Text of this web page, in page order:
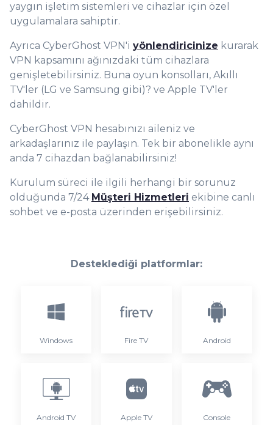
yaygın işletim sistemleri ve cihazlar için özel
uygulamalara sahiptir.
Ayrıca CyberGhost VPN'i yönlendiricinize kurarak
VPN kapsamını ağınızdaki tüm cihazlara
genişletebilirsiniz. Buna oyun konsolları, Akıllı
TV'ler (LG ve Samsung gibi)? ve Apple TV'ler
dahildir.
CyberGhost VPN hesabınızı aileniz ve
arkadaşlarınız ile paylaşın. Tek bir abonelikle aynı
anda 7 cihazdan bağlanabilirsiniz!
Kurulum süreci ile ilgili herhangi bir sorunuz
olduğunda 7/24 Müşteri Hizmetleri ekibine canlı
sohbet ve e-posta üzerinden erişebilirsiniz.
Desteklediği platformlar:
Windows Fire TV Android
Android TV Apple TV Console